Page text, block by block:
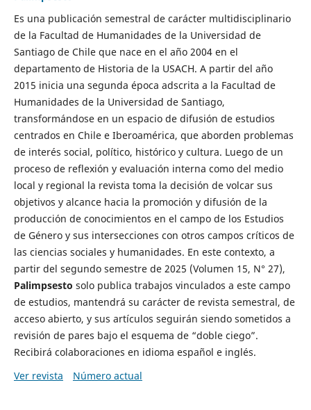
Es una publicación semestral de carácter multidisciplinario
de la Facultad de Humanidades de la Universidad de
Santiago de Chile que nace en el año 2004 en el
departamento de Historia de la USACH. A partir del año
2015 inicia una segunda época adscrita a la Facultad de
Humanidades de la Universidad de Santiago,
transformándose en un espacio de difusión de estudios
centrados en Chile e Iberoamérica, que aborden problemas
de interés social, político, histórico y cultura. Luego de un
proceso de reflexión y evaluación interna como del medio
local y regional la revista toma la decisión de volcar sus
objetivos y alcance hacia la promoción y difusión de la
producción de conocimientos en el campo de los Estudios
de Género y sus intersecciones con otros campos críticos de
las ciencias sociales y humanidades. En este contexto, a
partir del segundo semestre de 2025 (Volumen 15, N° 27),
Palimpsesto solo publica trabajos vinculados a este campo
de estudios, mantendrá su carácter de revista semestral, de
acceso abierto, y sus artículos seguirán siendo sometidos a
revisión de pares bajo el esquema de “doble ciego”.
Recibirá colaboraciones en idioma español e inglés.
Ver revista
Número actual